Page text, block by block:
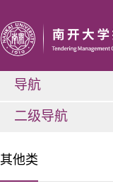
导航
二级导航
其他类